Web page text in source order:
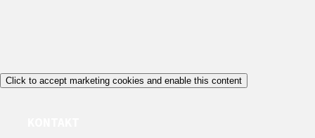
Click to accept marketing cookies and enable this content